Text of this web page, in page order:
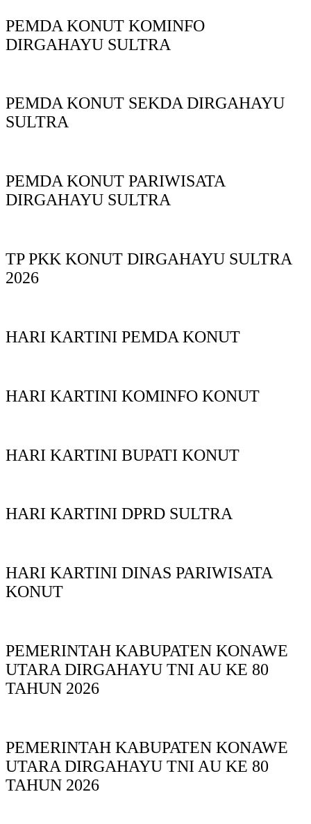
PEMDA KONUT KOMINFO
DIRGAHAYU SULTRA
PEMDA KONUT SEKDA DIRGAHAYU
SULTRA
PEMDA KONUT PARIWISATA
DIRGAHAYU SULTRA
TP PKK KONUT DIRGAHAYU SULTRA
2026
HARI KARTINI PEMDA KONUT
HARI KARTINI KOMINFO KONUT
HARI KARTINI BUPATI KONUT
HARI KARTINI DPRD SULTRA
HARI KARTINI DINAS PARIWISATA
KONUT
PEMERINTAH KABUPATEN KONAWE
UTARA DIRGAHAYU TNI AU KE 80
TAHUN 2026
PEMERINTAH KABUPATEN KONAWE
UTARA DIRGAHAYU TNI AU KE 80
TAHUN 2026